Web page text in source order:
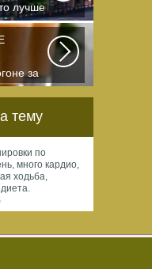
лучше
часто
за
в
тему
по
много кардио,
ходьба,